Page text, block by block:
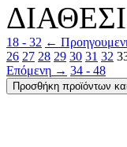
18 - 32 ←
26 27 28 29 30 31 32
Επόμενη → 34 - 48
Προσθήκη προϊόντων